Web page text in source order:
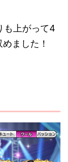
も上がって4
ました！